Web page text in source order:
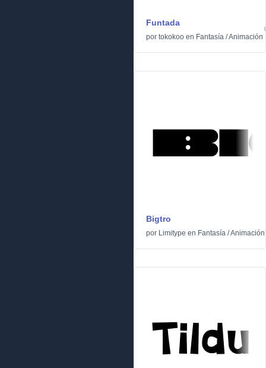
Funtada
por tokokoo en Fantasía /Animación
Bigtro
por Limitype en Fantasía /Animación